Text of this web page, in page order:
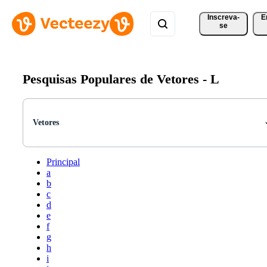
Inscreva-
se
Pesquisas Populares de Vetores - L
Vetores
Principal
a
b
c
d
e
f
g
h
i